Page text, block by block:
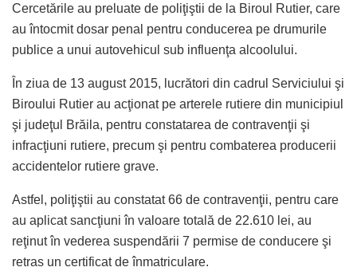
Cercetările au preluate de poliţiştii de la Biroul Rutier, care
au întocmit dosar penal pentru conducerea pe drumurile
publice a unui autovehicul sub influenţa alcoolului.
În ziua de 13 august 2015, lucrători din cadrul Serviciului şi
Biroului Rutier au acţionat pe arterele rutiere din municipiul
şi judeţul Brăila, pentru constatarea de contravenţii şi
infracţiuni rutiere, precum şi pentru combaterea producerii
accidentelor rutiere grave.
Astfel, poliţiştii au constatat 66 de contravenţii, pentru care
au aplicat sancţiuni în valoare totală de 22.610 lei, au
reţinut în vederea suspendării 7 permise de conducere şi
retras un certificat de înmatriculare.